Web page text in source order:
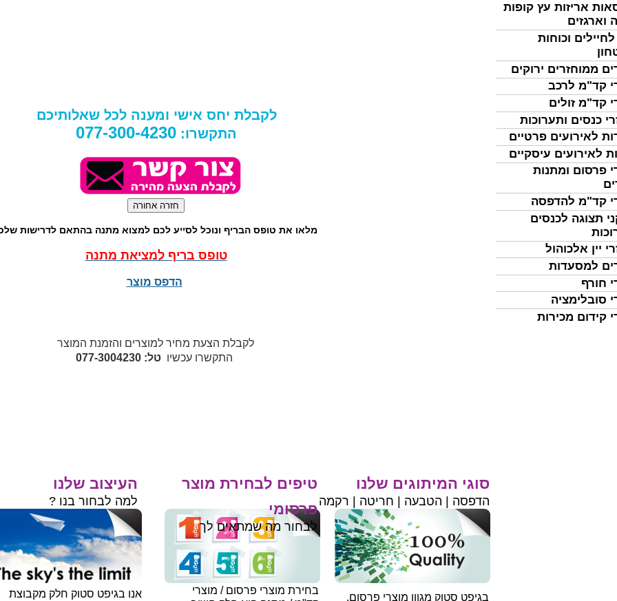
אריזות עץ קופות
וארגזים
לחיילים וכוחות
ממוחזרים ירוקים
קד"מ לרכב
קד"מ זולים
כנסים ותערוכות
לאירועים פרטיים
לאירועים עיסקיים
פרסום ומתנות
קד"מ להדפסה
תצוגה לכנסים
יין אלכוהול
למסעדות
חורף
סובלימציה
קידום מכירות
לקבלת יחס אישי ומענה לכל שאלותיכם
התקשרו: 077-300-4230
מלאו את טופס הבריף ונוכל לסייע לכם למצוא מתנה בהתאם לדרישות
טופס בריף למציאת מתנה
הדפס מוצר
לקבלת הצעת מחיר למוצרים והזמנת המוצר
התקשרו עכשיו טל: 077-3004230
אנו בגיפט סטוק חלק מקבוצת
בגיפט סטוק מגוון מוצרי פרסום,
בחירת מוצרי פרסום / מוצרי
טיפים לבחירת מוצר
פרסומי
לבחור מה שמתאים לך
העיצוב שלנו
למה לבחור בנו ?
סוגי המיתוגים שלנו
הדפסה | הטבעה | חריטה | רקמה